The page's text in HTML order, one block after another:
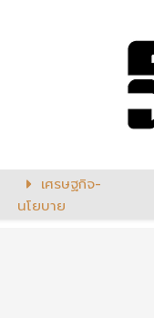
เศรษฐกิจ-
นโยบาย